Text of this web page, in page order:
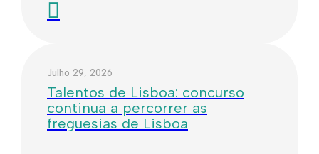
Julho 29, 2026
Talentos de Lisboa: concurso
continua a percorrer as
freguesias de Lisboa